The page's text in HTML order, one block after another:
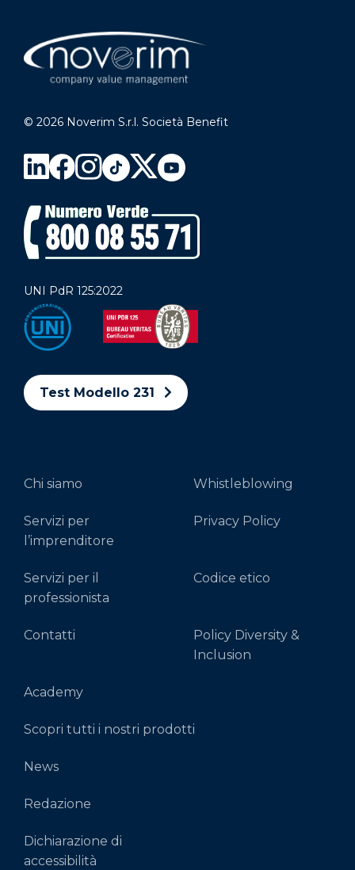
© 2026 Noverim S.r.l. Società Benefit
UNI PdR 125:2022
Test Modello 231
Chi siamo Whistleblowing
Servizi per
l’imprenditore
Privacy Policy
Servizi per il
professionista
Codice etico
Contatti
Policy Diversity &
Inclusion
Academy
Scopri tutti i nostri prodotti
News
Redazione
Dichiarazione di
accessibilità